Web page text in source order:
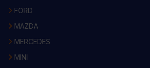
FORD
MAZDA
MERCEDES
MINI